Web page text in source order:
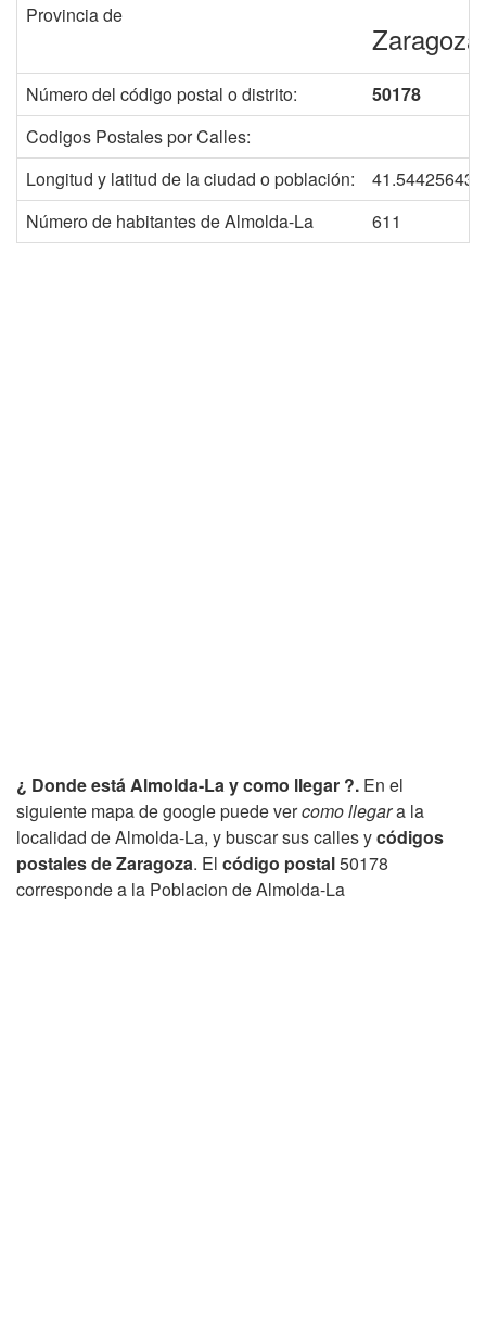
Provincia de
Zaragoza
Número del código postal o distrito:
50178
Codigos Postales por Calles:
Longitud y latitud de la ciudad o población:
Número de habitantes de Almolda-La
611
¿ Donde está Almolda-La y como llegar ?. En el
siguiente mapa de google puede vercomo llegara la
localidad de Almolda-La, y buscar sus calles ycódigos
postales de Zaragoza. El código postal50178
corresponde a la Poblacion de Almolda-La